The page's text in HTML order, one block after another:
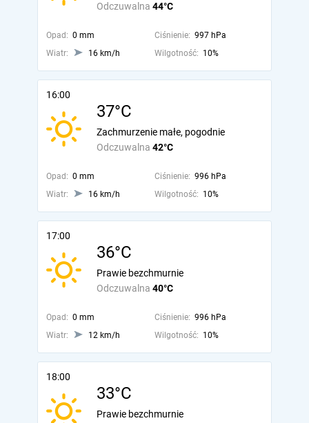
Odczuwalna 44°C
Opad: 0 mm Ciśnienie: 997 hPa
Wiatr:
16 km/h Wilgotność: 10%
16:00
37°C
Odczuwalna 42°C
Zachmurzenie małe, pogodnie
Opad: 0 mm Ciśnienie: 996 hPa
Wiatr:
16 km/h Wilgotność: 10%
17:00
36°C
Odczuwalna 40°C
Prawie bezchmurnie
Opad: 0 mm Ciśnienie: 996 hPa
Wiatr:
12 km/h Wilgotność: 10%
18:00
33°C
Prawie bezchmurnie